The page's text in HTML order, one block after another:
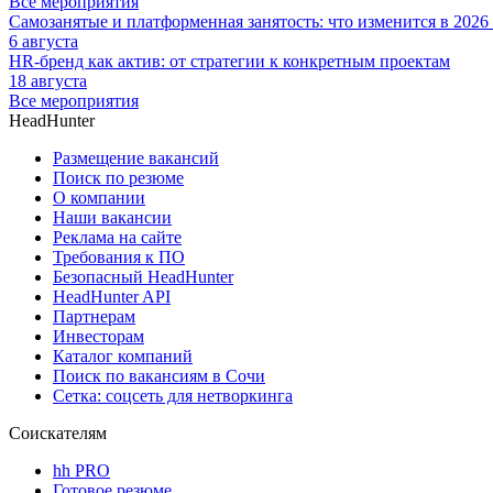
Самозанятые и платформенная занятость: что изменится в 2026
6 августа
HR-бренд как актив: от стратегии к конкретным проектам
18 августа
Все мероприятия
HeadHunter
Размещение вакансий
Поиск по резюме
О компании
Наши вакансии
Реклама на сайте
Требования к ПО
Безопасный HeadHunter
HeadHunter API
Партнерам
Инвесторам
Каталог компаний
Поиск по вакансиям в Сочи
Сетка: соцсеть для нетворкинга
Соискателям
hh PRO